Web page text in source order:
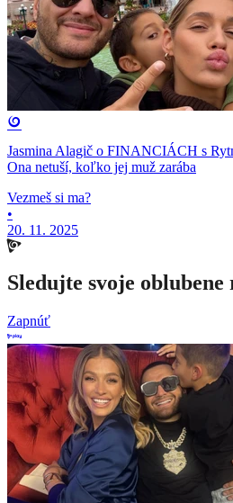
Jasmina Alagič o FINANCIÁCH s
Ona netuší, koľko jej muž zarába
Vezmeš si ma?
•
20. 11. 2025
Sledujte svoje
Zapnúť